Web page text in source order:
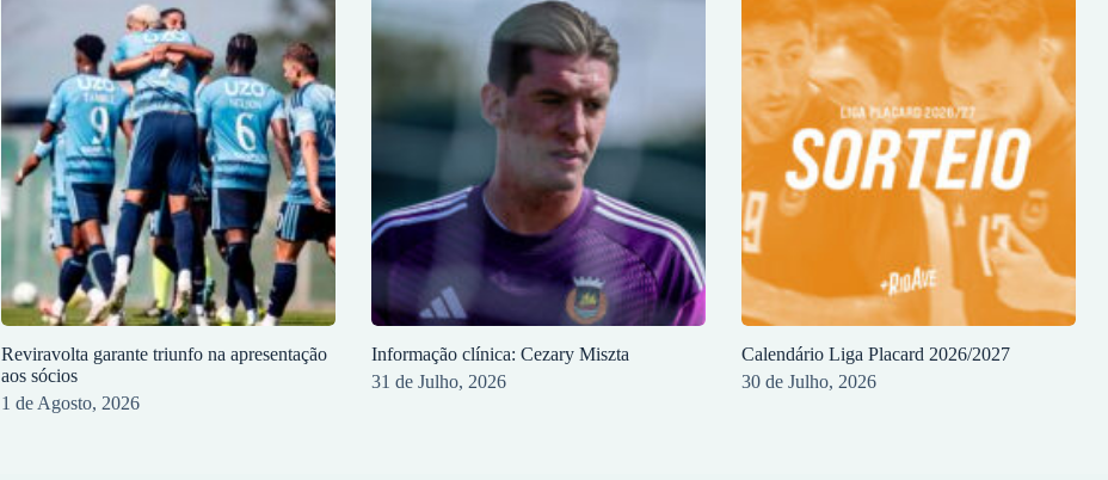
Reviravolta garante triunfo na apresentação
aos sócios
1 de Agosto, 2026
Informação clínica: Cezary Miszta
31 de Julho, 2026
Calendário Liga Placard 2026/2027
30 de Julho, 2026